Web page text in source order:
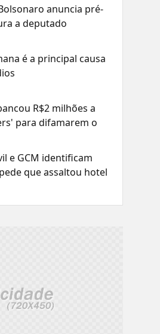
anuncia pré-
a deputado
é a principal causa
R$2 milhões a
para difamarem o
e GCM identificam
que assaltou hotel